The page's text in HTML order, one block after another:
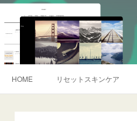
HOME リセットスキンケア